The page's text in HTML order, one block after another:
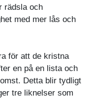
rädsla och
med mer lås och
för att de kristna
en på en lista och
Detta blir tydligt
tre liknelser som